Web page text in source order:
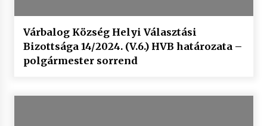
Várbalog Község Helyi Választási
Bizottsága 14/2024. (V.6.) HVB határozata –
polgármester sorrend